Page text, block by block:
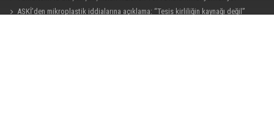
ASKİ’den mikroplastik iddialarına açıklama: “Tesis kirliliğin kaynağı değil”